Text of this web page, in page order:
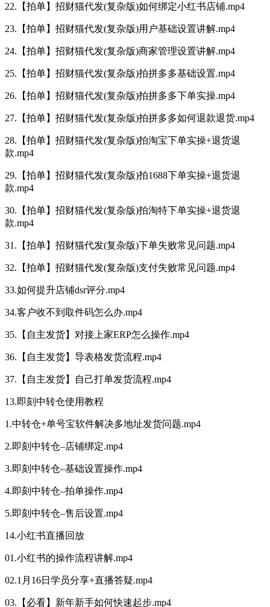
22.【拍单】招财猫代发(复杂版)如何绑定小红书店铺.mp4
23.【拍单】招财猫代发(复杂版)用户基础设置讲解.mp4
24.【拍单】招财猫代发(复杂版)商家管理设置讲解.mp4
25.【拍单】招财猫代发(复杂版)拍拼多多基础设置.mp4
26.【拍单】招财猫代发(复杂版)拍拼多多下单实操.mp4
27.【拍单】招财猫代发(复杂版)拍拼多多如何退款退货.mp4
28.【拍单】招财猫代发(复杂版)拍淘宝下单实操+退货退
款.mp4
29.【拍单】招财猫代发(复杂版)拍1688下单实操+退货退
款.mp4
30.【拍单】招财猫代发(复杂版)拍淘特下单实操+退货退
款.mp4
31.【拍单】招财猫代发(复杂版)下单失败常见问题.mp4
32.【拍单】招财猫代发(复杂版)支付失败常见问题.mp4
33.如何提升店铺dsr评分.mp4
34.客户收不到取件码怎么办.mp4
35.【自主发货】对接上家ERP怎么操作.mp4
36.【自主发货】导表格发货流程.mp4
37.【自主发货】自己打单发货流程.mp4
13.即刻中转仓使用教程
1.中转仓+单号宝软件解决多地址发货问题.mp4
2.即刻中转仓–店铺绑定.mp4
3.即刻中转仓–基础设置操作.mp4
4.即刻中转仓–拍单操作.mp4
5.即刻中转仓–售后设置.mp4
14.小红书直播回放
01.小红书的操作流程讲解.mp4
02.1月16日学员分享+直播答疑.mp4
03.【必看】新年新手如何快速起步.mp4